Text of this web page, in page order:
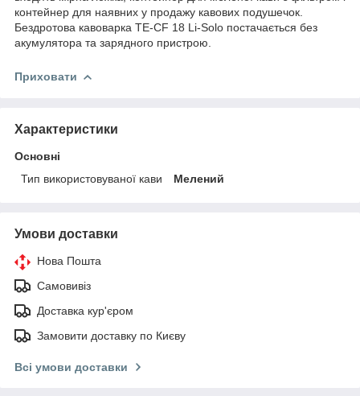
контейнер для наявних у продажу кавових подушечок.
Бездротова кавоварка TE-CF 18 Li-Solo постачається без
акумулятора та зарядного пристрою.
Приховати
Характеристики
Основні
Тип використовуваної кави
Мелений
Умови доставки
Нова Пошта
Самовивіз
Доставка кур'єром
Замовити доставку по Києву
Всі умови доставки